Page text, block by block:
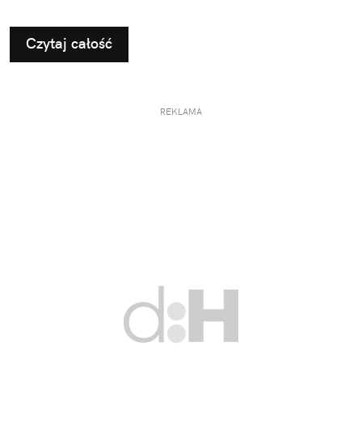
Czytaj całość
REKLAMA